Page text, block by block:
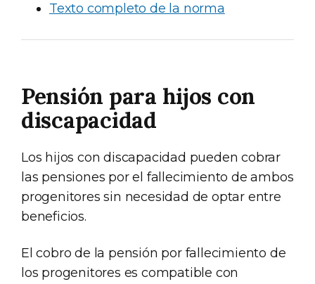
Texto completo de la norma
Pensión para hijos con
discapacidad
Los hijos con discapacidad pueden cobrar
las pensiones por el fallecimiento de ambos
progenitores sin necesidad de optar entre
beneficios.
El cobro de la pensión por fallecimiento de
los progenitores es compatible con